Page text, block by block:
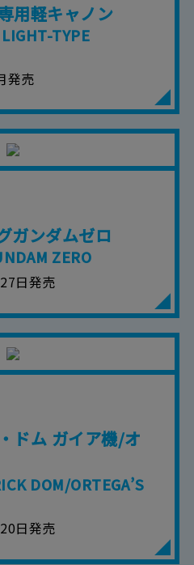
用軽キャノン
TYPE
発売
ガンダムゼロ
ZERO
日発売
ドム ガイア機/オ
DOM/ORTEGA’S
日発売